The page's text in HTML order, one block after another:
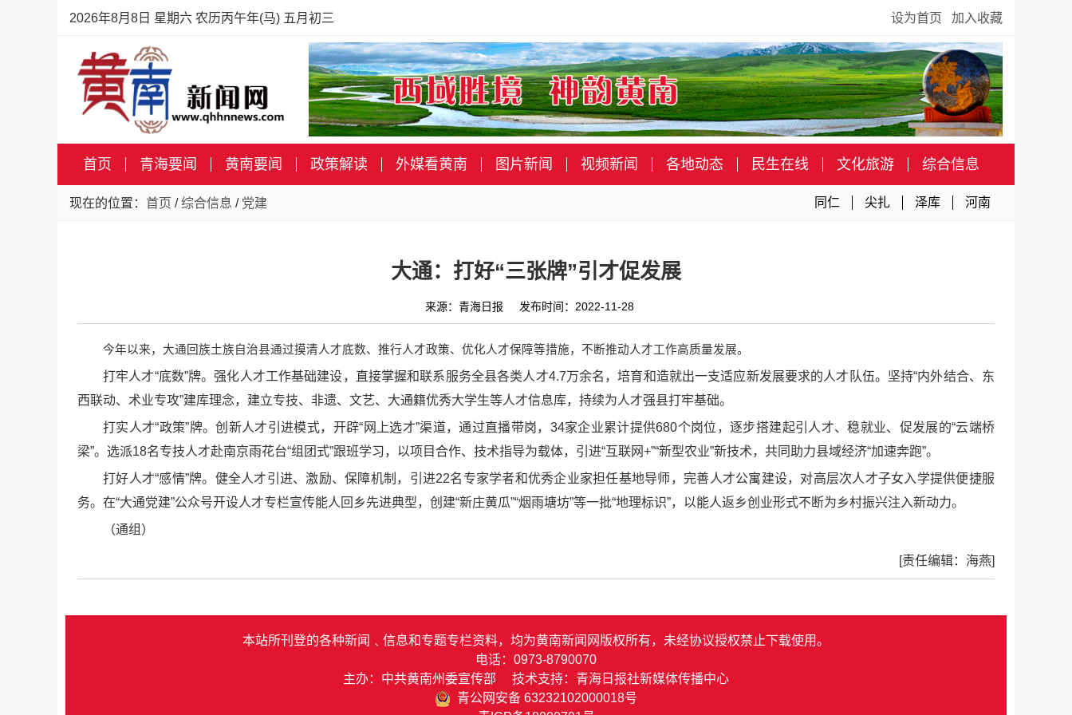
2026年8月8日 星期六 农历丙午年(马) 五月初三 设为首页 加入收藏
首页 青海要闻 黄南要闻 政策解读 外媒看黄南 图片新闻 视频新闻 各地动态 民生在线 文化旅游 综合信息
现在的位置： 首页 /综合信息 / 党建 同仁 尖扎 泽库 河南
大通：打好“三张牌”引才促发展
来源：青海日报 发布时间：2022-11-28
今年以来，大通回族土族自治县通过摸清人才底数、推行人才政策、优化人才保障等措施，不断推动人才工作高质量发展。
打牢人才“底数”牌。强化人才工作基础建设，直接掌握和联系服务全县各类人才4.7万余名，培育和造就出一支适应新发展要求的人才队伍。坚持“内外结合、东
西联动、术业专攻”建库理念，建立专技、非遗、文艺、大通籍优秀大学生等人才信息库，持续为人才强县打牢基础。
打实人才“政策”牌。创新人才引进模式，开辟“网上选才”渠道，通过直播带岗，34家企业累计提供680个岗位，逐步搭建起引人才、稳就业、促发展的“云端桥
梁”。选派18名专技人才赴南京雨花台“组团式”跟班学习，以项目合作、技术指导为载体，引进“互联网+”“新型农业”新技术，共同助力县域经济“加速奔跑”。
打好人才“感情”牌。健全人才引进、激励、保障机制，引进22名专家学者和优秀企业家担任基地导师，完善人才公寓建设，对高层次人才子女入学提供便捷服
务。在“大通党建”公众号开设人才专栏宣传能人回乡先进典型，创建“新庄黄瓜”“烟雨塘坊”等一批“地理标识”，以能人返乡创业形式不断为乡村振兴注入新动力。
（通组）
[责任编辑：海燕]
本站所刊登的各种新闻﹑信息和专题专栏资料，均为黄南新闻网版权所有，未经协议授权禁止下载使用。
电话：0973-8790070
主办：中共黄南州委宣传部 技术支持：青海日报社新媒体传播中心
青公网安备 63232102000018号